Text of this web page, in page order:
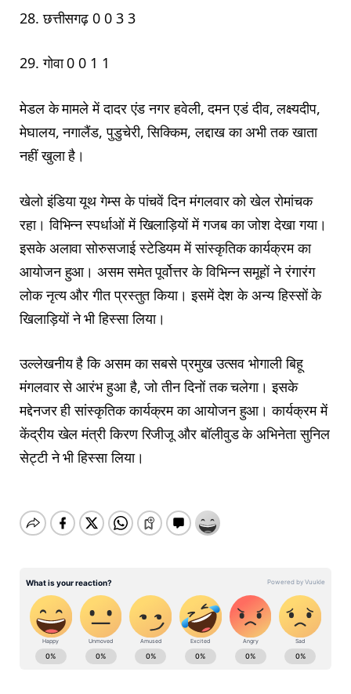
28. छत्तीसगढ़ 0 0 3 3
29. गोवा 0 0 1 1
मेडल के मामले में दादर एंड नगर हवेली, दमन एडं दीव, लक्ष्यदीप,
मेघालय, नगालैंड, पुडुचेरी, सिक्किम, लद्दाख का अभी तक खाता
नहीं खुला है।
खेलो इंडिया यूथ गेम्स के पांचवें दिन मंगलवार को खेल रोमांचक
रहा। विभिन्न स्पर्धाओं में खिलाड़ियों में गजब का जोश देखा गया।
इसके अलावा सोरुसजाई स्टेडियम में सांस्कृतिक कार्यक्रम का
आयोजन हुआ। असम समेत पूर्वोत्तर के विभिन्न समूहों ने रंगारंग
लोक नृत्य और गीत प्रस्तुत किया। इसमें देश के अन्य हिस्सों के
खिलाड़ियों ने भी हिस्सा लिया।
उल्लेखनीय है कि असम का सबसे प्रमुख उत्सव भोगाली बिहू
मंगलवार से आरंभ हुआ है, जो तीन दिनों तक चलेगा। इसके
मद्देनजर ही सांस्कृतिक कार्यक्रम का आयोजन हुआ। कार्यक्रम में
केंद्रीय खेल मंत्री किरण रिजीजू और बॉलीवुड के अभिनेता सुनिल
सेट्टी ने भी हिस्सा लिया।